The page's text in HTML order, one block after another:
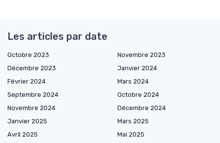
Les articles par date
Octobre 2023
Novembre 2023
Décembre 2023
Janvier 2024
Février 2024
Mars 2024
Septembre 2024
Octobre 2024
Novembre 2024
Décembre 2024
Janvier 2025
Mars 2025
Avril 2025
Mai 2025